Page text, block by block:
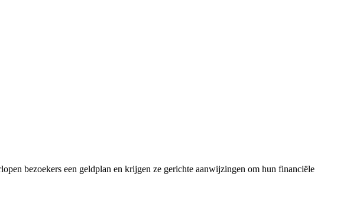
bezoekers een geldplan en krijgen ze gerichte aanwijzingen om hun financiële